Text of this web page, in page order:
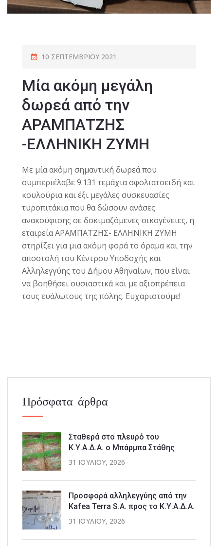
10 ΣΕΠΤΕΜΒΡΊΟΥ 2021
Μία ακόμη μεγάλη
δωρεά από την
ΑΡΑΜΠΑΤΖΗΣ
-ΕΛΛΗΝΙΚΗ ΖΥΜΗ
Με μία ακόμη σημαντική δωρεά που
συμπεριέλαβε 9.131 τεμάχια σφολιατοειδή και
κουλούρια και έξι μεγάλες συσκευασίες
τυροπιτάκια που θα δώσουν ανάσες
ανακούφισης σε δοκιμαζόμενες οικογένειες, η
εταιρεία ΑΡΑΜΠΑΤΖΗΣ- ΕΛΛΗΝΙΚΗ ΖΥΜΗ
στηρίζει για μια ακόμη φορά το όραμα και την
αποστολή του Κέντρου Υποδοχής και
Αλληλεγγύης του Δήμου Αθηναίων, που είναι
να βοηθήσει ουσιαστικά και με αξιοπρέπεια
τους ευάλωτους της πόλης. Ευχαριστούμε!
Πρόσφατα άρθρα
Σταθερά στο πλευρό του
Κ.Υ.Α.Δ.Α. ο Μπάρμπα Στάθης
31 ΙΟΥΛΊΟΥ, 2026
Προσφορά αλληλεγγύης από την
Kafea Terra S.A. προς το Κ.Υ.Α.Δ.Α.
31 ΙΟΥΛΊΟΥ, 2026